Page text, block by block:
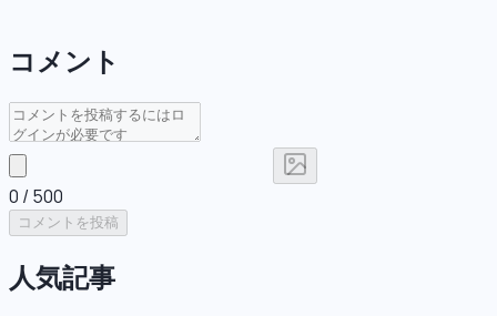
コメント
0 / 500
コメントを投稿
人気記事